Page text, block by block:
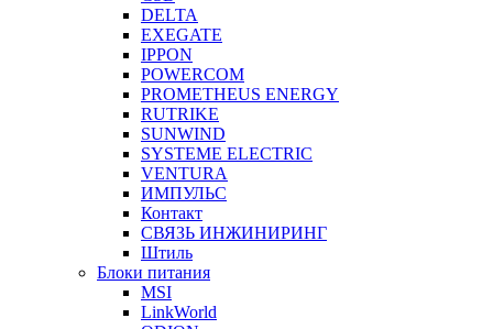
DELTA
EXEGATE
IPPON
POWERCOM
PROMETHEUS ENERGY
RUTRIKE
SUNWIND
SYSTEME ELECTRIC
VENTURA
ИМПУЛЬС
Контакт
СВЯЗЬ ИНЖИНИРИНГ
Штиль
Блоки питания
MSI
LinkWorld